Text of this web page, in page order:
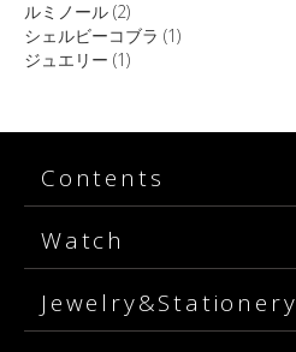
ルミノール (2)
シェルビーコブラ (1)
ジュエリー (1)
Contents
Watch
Jewelry&Stationery